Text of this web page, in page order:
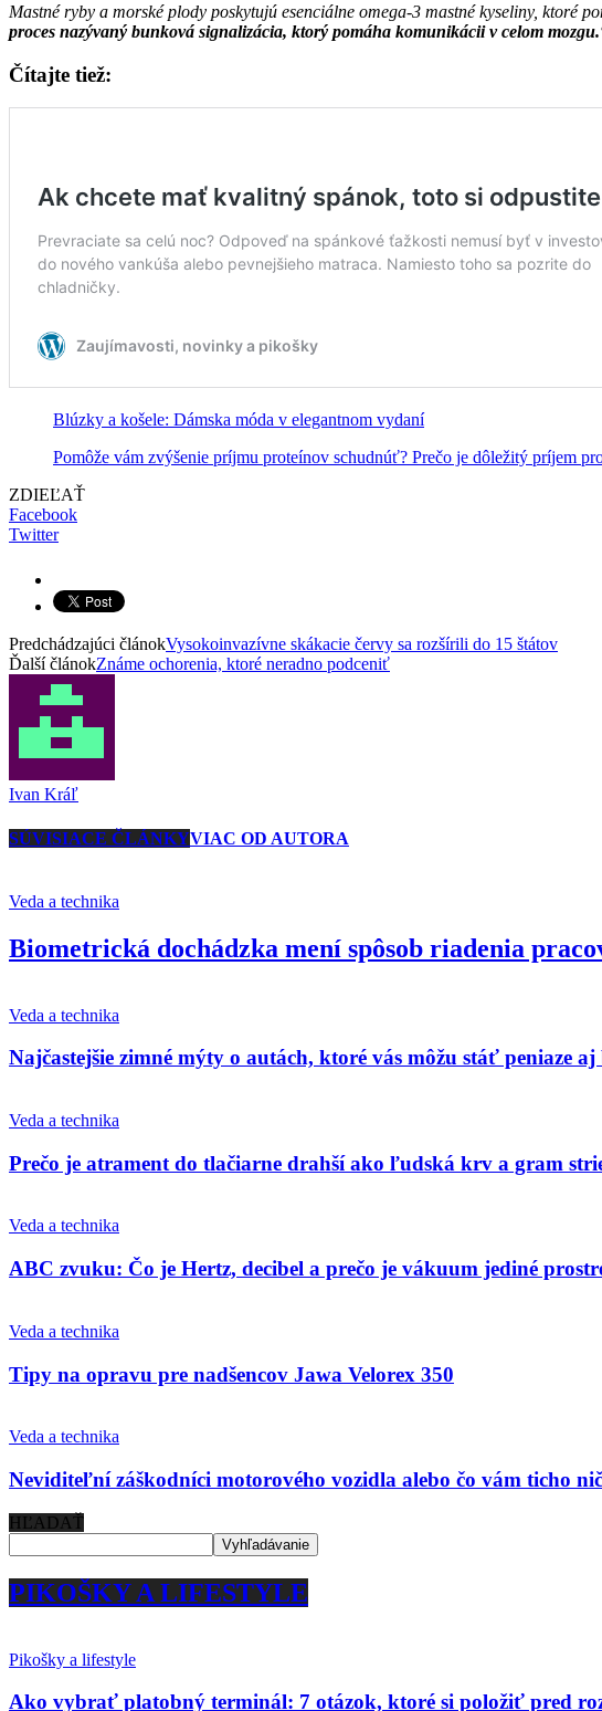
Mastné ryby a morské plody poskytujú esenciálne omega-3 mastné kyseliny, ktoré
proces nazývaný bunková signalizácia, ktorý pomáha komunikácii v celom
Čítajte tiež:
Blúzky a košele: Dámska móda v elegantnom vydaní
Pomôže vám zvýšenie príjmu proteínov schudnúť? Prečo je dôležitý príjem
ZDIEĽAŤ
Facebook
Twitter
Predchádzajúci článokVysokoinvazívne skákacie červy sa rozšírili do 15 štátov
Ďalší článokZnáme ochorenia, ktoré neradno podceniť
Ivan Kráľ
SÚVISIACE ČLÁNKYVIAC OD AUTORA
Veda a technika
Biometrická dochádzka mení spôsob riadenia
Veda a technika
Najčastejšie zimné mýty o autách, ktoré vás môžu stáť peniaze aj
Veda a technika
Prečo je atrament do tlačiarne drahší ako ľudská krv a gram
Veda a technika
ABC zvuku: Čo je Hertz, decibel a prečo je vákuum jediné
Veda a technika
Tipy na opravu pre nadšencov Jawa Velorex 350
Veda a technika
Neviditeľní záškodníci motorového vozidla alebo čo vám ticho
HĽADAŤ
PIKOŠKY A LIFESTYLE
Pikošky a lifestyle
Ako vybrať platobný terminál: 7 otázok, ktoré si položiť pred